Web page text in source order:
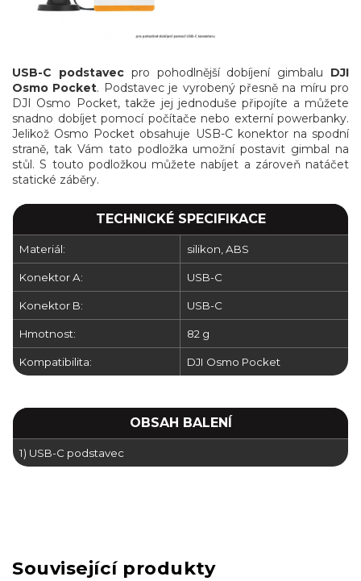
USB-C podstavecpro pohodlnější dobíjení gimbalu DJI
Osmo Pocket. Podstavec je vyrobený přesně na míru pro
DJI Osmo Pocket, takže jej jednoduše připojíte a můžete
snadno dobíjet pomocí počítače nebo externí powerbanky.
Jelikož Osmo Pocket obsahuje USB-C konektor na spodní
straně, tak Vám tato podložka umožní postavit gimbal na
stůl. S touto podložkou můžete nabíjet a zároveň natáčet
statické záběry.
TECHNICKÉ SPECIFIKACE
Materiál: silikon, ABS
Konektor A: USB-C
Konektor B: USB-C
Hmotnost: 82 g
Kompatibilita: DJI Osmo Pocket
OBSAH BALENÍ
1) USB-C podstavec
Související produkty